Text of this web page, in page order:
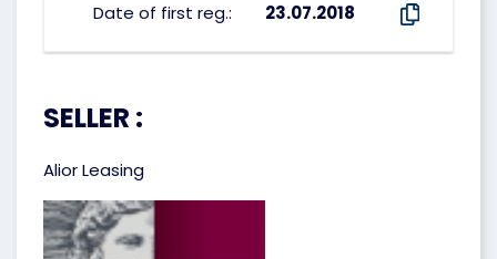
Date of first reg.:
23.07.2018
SELLER :
Alior Leasing